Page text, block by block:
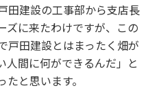
田建設の工事部から支店長
ズに来たわけですが、この
戸田建設とはまったく畑が
人間に何ができるんだ」と
と思います。